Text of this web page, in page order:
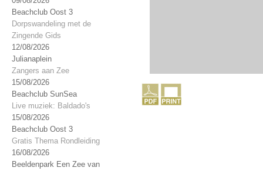
Beachclub Oost 3
Dorpswandeling met de
Zingende Gids
12/08/2026
Julianaplein
Zangers aan Zee
15/08/2026
Beachclub SunSea
Live muziek: Baldado's
15/08/2026
Beachclub Oost 3
Gratis Thema Rondleiding
16/08/2026
Beeldenpark Een Zee van